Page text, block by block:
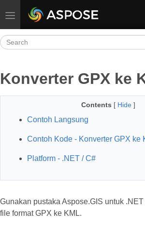
Toggle navigation
Konverter GPX ke
Contents [ Hide ]
Contoh Langsung
Contoh Kode - Konverter GPX ke
Platform - .NET / C#
Gunakan pustaka Aspose.GIS untuk
file format GPX ke KML.